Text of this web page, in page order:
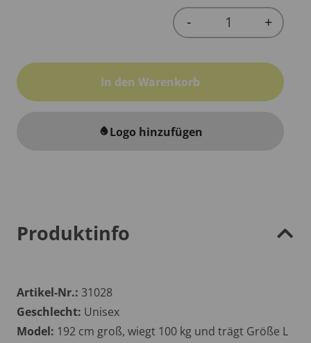
Quantity
- +
In den Warenkorb
water_dropLogo hinzufügen
Produktinfo
Artikel-Nr.: 31028
Geschlecht: Unisex
Model: 192 cm groß, wiegt 100 kg und trägt Größe L